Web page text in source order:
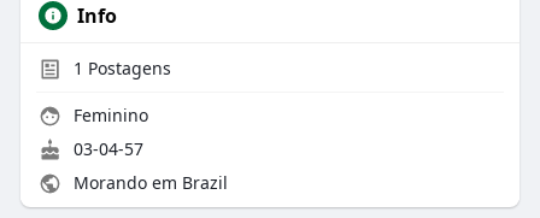
Info
1 Postagens
Feminino
03-04-57
Morando em Brazil